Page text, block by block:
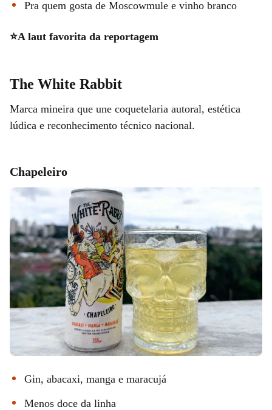
Pra quem gosta de Moscowmule e vinho branco
⭐A laut favorita da reportagem
The White Rabbit
Marca mineira que une coquetelaria autoral, estética
lúdica e reconhecimento técnico nacional.
Chapeleiro
Gin, abacaxi, manga e maracujá
Menos doce da linha